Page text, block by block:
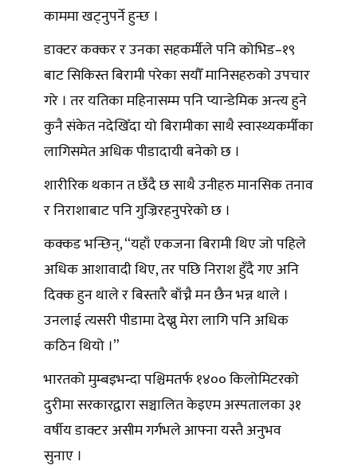
काममा खट्नुपर्ने हुन्छ ।
डाक्टर कक्कर र उनका सहकर्मीले पनि कोभिड–१९
बाट सिकिस्त बिरामी परेका सयौँ मानिसहरुको उपचार
गरे । तर यतिका महिनासम्म पनि प्यान्डेमिक अन्त्य हुने
कुनै संकेत नदेखिँदा यो बिरामीका साथै स्वास्थ्यकर्मीका
लागिसमेत अधिक पीडादायी बनेको छ ।
शारीरिक थकान त छँदै छ साथै उनीहरु मानसिक तनाव
र निराशाबाट पनि गुज्रिरहनुपरेको छ ।
कक्कड भन्छिन्, “यहाँ एकजना बिरामी थिए जो पहिले
अधिक आशावादी थिए, तर पछि निराश हुँदै गए अनि
दिक्क हुन थाले र बिस्तारै बाँच्नै मन छैन भन्न थाले ।
उनलाई त्यसरी पीडामा देख्नु मेरा लागि पनि अधिक
कठिन थियो ।”
भारतको मुम्बइभन्दा पश्चिमतर्फ १४०० किलोमिटरको
दुरीमा सरकारद्वारा सञ्चालित केइएम अस्पतालका ३१
वर्षीय डाक्टर असीम गर्गभले आफ्ना यस्तै अनुभव
सुनाए ।